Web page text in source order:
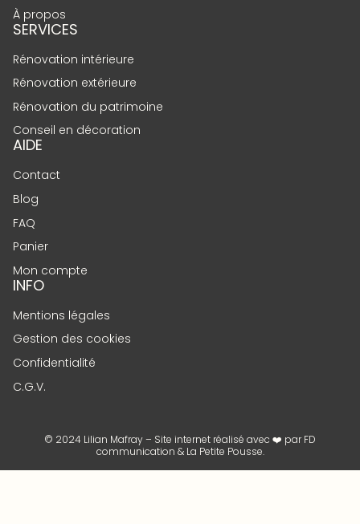
À propos
SERVICES
Rénovation intérieure
Rénovation extérieure
Rénovation du patrimoine
Conseil en décoration
AIDE
Contact
Blog
FAQ
Panier
Mon compte
INFO
Mentions légales
Gestion des cookies
Confidentialité
C.G.V.
© 2024 Lilian Mafray – Site internet réalisé avec ❤️ parFD
communication & La Petite Pousse.